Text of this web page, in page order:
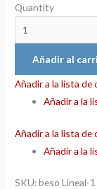
Quantity
Añadir al
Añadir a la lista de
Añadir a la
Añadir a la lista de
Añadir a la
SKU:beso Lineal-1